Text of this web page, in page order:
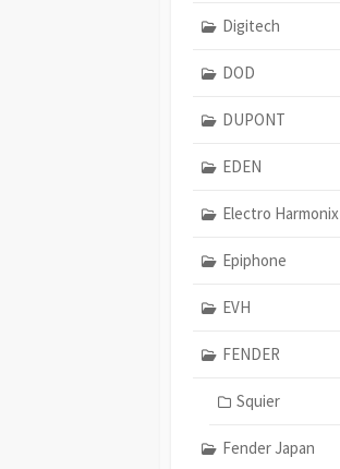
Digitech
DOD
DUPONT
EDEN
Electro Harmonix
Epiphone
EVH
FENDER
Squier
Fender Japan